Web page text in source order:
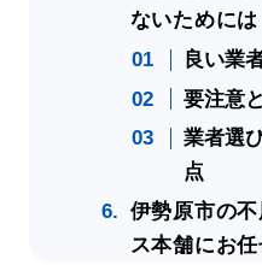
ないためには
良い業
要注意
業者選
点
伊勢原市の
ス本舗にお任